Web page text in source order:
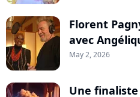
Florent
avec
May 2, 2026
Une finaliste